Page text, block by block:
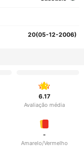
20(05-12-2006)
6.17
Avaliação média
-
Amarelo/Vermelho